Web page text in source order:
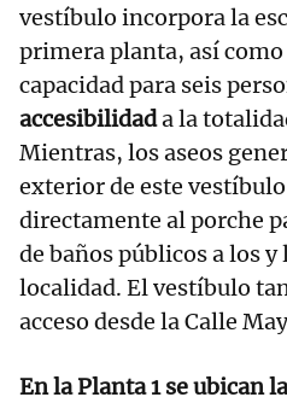
vestíbulo incorpora la
primera planta, así
capacidad para seis
accesibilidada la
Mientras, los aseos
exterior de este
directamente al porche
de baños públicos a los
localidad. El vestíbulo
acceso desde la Calle
En la Planta 1 se ubican